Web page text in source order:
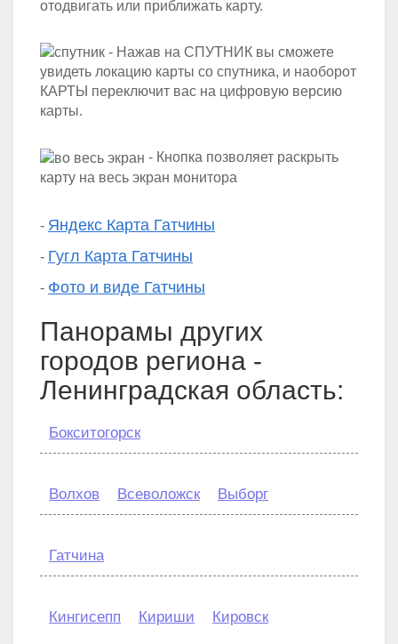
отодвигать или приближать карту.
- Нажав на СПУТНИК вы сможете
увидеть локацию карты со спутника, и наоборот
КАРТЫ переключит вас на цифровую версию
карты.
- Кнопка позволяет раскрыть
карту на весь экран монитора
- Яндекс Карта Гатчины
- Гугл Карта Гатчины
- Фото и виде Гатчины
Панорамы других
городов региона -
Ленинградская область:
Бокситогорск
Волхов Всеволожск Выборг
Гатчина
Кингисепп Кириши Кировск